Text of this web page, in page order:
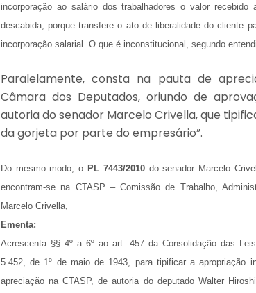
incorporação ao salário dos trabalhadores o valor
descabida, porque transfere o ato de liberalidade do cliente
incorporação salarial. O que é inconstitucional, segundo
Paralelamente, consta na pauta de
Câmara dos Deputados, oriundo de
autoria do senador Marcelo Crivella, que
da gorjeta por parte do empresário”.
Do mesmo modo, o PL 7443/2010do senador Marcelo
encontram-se na CTASP – Comissão de Trabalho,
Marcelo Crivella,
Ementa:
Acrescenta §§ 4º a 6º ao art. 457 da Consolidação das
5.452, de 1º de maio de 1943, para tipificar a apropriação
apreciação na CTASP, de autoria do deputado Walter